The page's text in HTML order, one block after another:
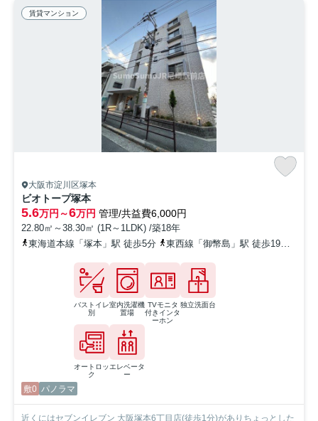
賃貸マンション
大阪市淀川区塚本
ビオトープ塚本
5.6万円～6万円 管理/共益費6,000円
22.80㎡～38.30㎡ (1R～1LDK) /築18年
東海道本線「塚本」駅 徒歩5分
東西線「御幣島」駅 徒歩19分
バストイレ
別
室内洗濯機
置場
TVモニタ
付きインタ
ーホン
独立洗面台
オートロッ
ク
エレベータ
ー
敷0 パノラマ
近くにはセブンイレブン 大阪塚本6丁目店(徒歩1分)がありちょっとした